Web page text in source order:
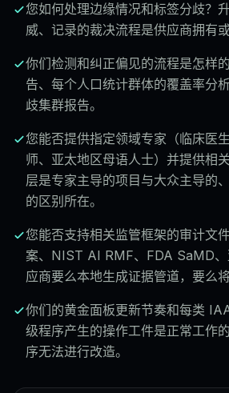
您如何处理边缘情况和标签分歧？
威、记录的裁决流程是供应商拥有
你们检测和纠正偏见的流程是怎样
告、每个人口统计群体的覆盖率分
歧集群报告。
您能否提供指定领域专家（临床医
师、亚太地区母语人士）并提供相
层是专家主导的项目与大众主导的
的区别所在。
您能否支持相关监管框架的审计文
案、NIST AI RMF、FDA SaMD
应商要么本地生成证据管道，要么
你们的黄金面板更新节奏和每类
级程序产生的操作工件是正常工作
序无法进行改造。